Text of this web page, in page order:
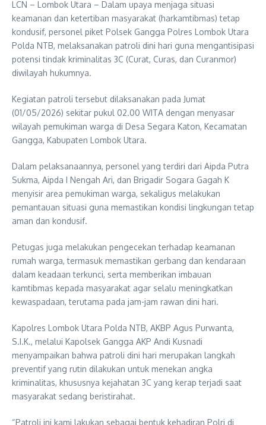
LCN – Lombok Utara – Dalam upaya menjaga situasi
keamanan dan ketertiban masyarakat (harkamtibmas) tetap
kondusif, personel piket Polsek Gangga Polres Lombok Utara
Polda NTB, melaksanakan patroli dini hari guna mengantisipasi
potensi tindak kriminalitas 3C (Curat, Curas, dan Curanmor)
diwilayah hukumnya.
Kegiatan patroli tersebut dilaksanakan pada Jumat
(01/05/2026) sekitar pukul 02.00 WITA dengan menyasar
wilayah pemukiman warga di Desa Segara Katon, Kecamatan
Gangga, Kabupaten Lombok Utara.
Dalam pelaksanaannya, personel yang terdiri dari Aipda Putra
Sukma, Aipda I Nengah Ari, dan Brigadir Sogara Gagah K
menyisir area pemukiman warga, sekaligus melakukan
pemantauan situasi guna memastikan kondisi lingkungan tetap
aman dan kondusif.
Petugas juga melakukan pengecekan terhadap keamanan
rumah warga, termasuk memastikan gerbang dan kendaraan
dalam keadaan terkunci, serta memberikan imbauan
kamtibmas kepada masyarakat agar selalu meningkatkan
kewaspadaan, terutama pada jam-jam rawan dini hari.
Kapolres Lombok Utara Polda NTB, AKBP Agus Purwanta,
S.I.K., melalui Kapolsek Gangga AKP Andi Kusnadi
menyampaikan bahwa patroli dini hari merupakan langkah
preventif yang rutin dilakukan untuk menekan angka
kriminalitas, khususnya kejahatan 3C yang kerap terjadi saat
masyarakat sedang beristirahat.
“Patroli ini kami lakukan sebagai bentuk kehadiran Polri di